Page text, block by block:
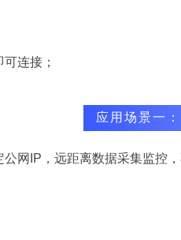
连接；
应用场景一
网IP，远距离数据采集监控